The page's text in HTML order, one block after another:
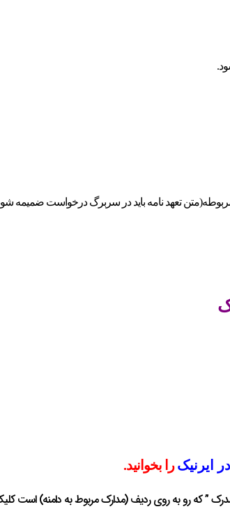
(متن تعهد نامه باید در سربرگ درخواست ضمیمه
ایرنیک را بخوانید.
” که رو به روی ردیف (مدارک مربوط به دامنه) است